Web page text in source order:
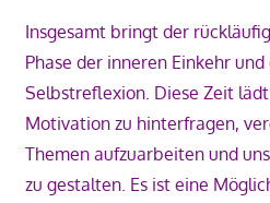
Insgesamt bringt der
Phase der inneren Einkehr
Selbstreflexion. Diese Zeit
Motivation zu hinterfragen,
Themen aufzuarbeiten und
zu gestalten. Es ist eine